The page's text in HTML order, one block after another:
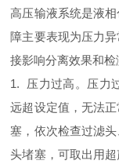
高压输液系统是液
障主要表现为压力
接影响分离效果和检
1. 压力过高。压力
远超设定值，无法
塞，依次检查过滤
头堵塞，可取出用